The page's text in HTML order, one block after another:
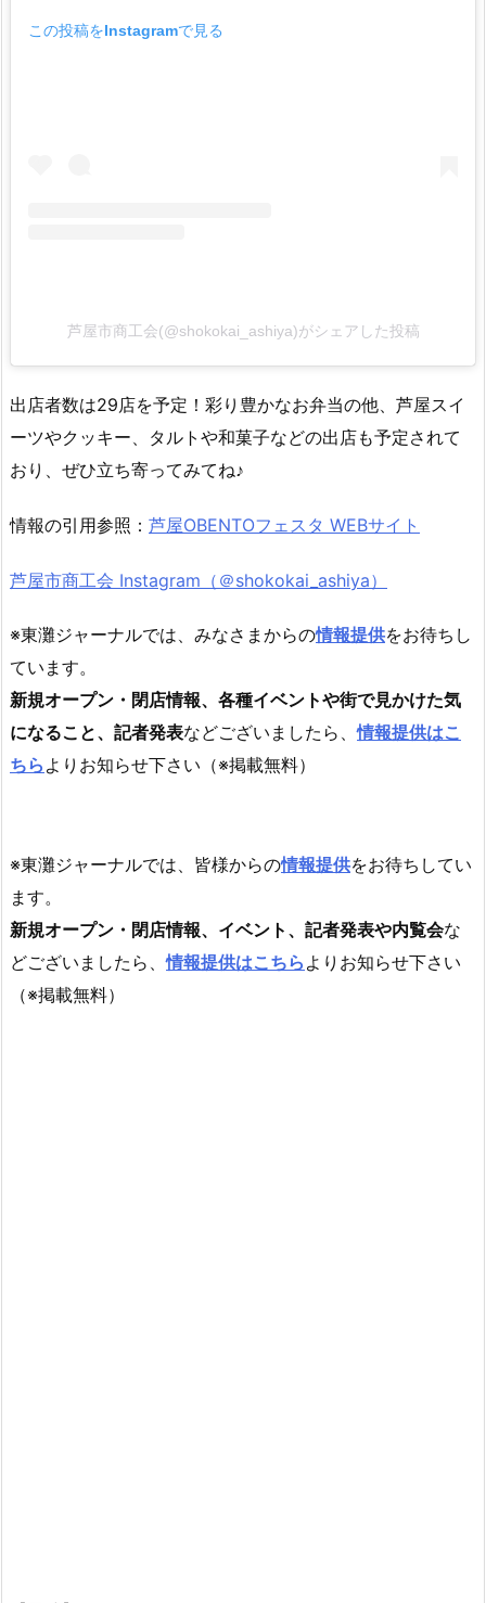
この投稿をInstagramで見る
芦屋市商工会(@shokokai_ashiya)がシェアした投稿
出店者数は29店を予定！彩り豊かなお弁当の他、芦屋スイ
ーツやクッキー、タルトや和菓子などの出店も予定されて
おり、ぜひ立ち寄ってみてね♪
情報の引用参照： 芦屋OBENTOフェスタ WEBサイト
芦屋市商工会 Instagram（＠shokokai_ashiya）
※東灘ジャーナルでは、みなさまからの情報提供をお待ちし
ています。
新規オープン・閉店情報、各種イベントや街で見かけた気
になること、記者発表などございましたら、情報提供はこ
ちら よりお知らせ下さい（※掲載無料）
※東灘ジャーナルでは、皆様からの情報提供をお待ちしてい
ます。
新規オープン・閉店情報、イベント、記者発表や内覧会な
どございましたら、情報提供はこちら よりお知らせ下さい
（※掲載無料）